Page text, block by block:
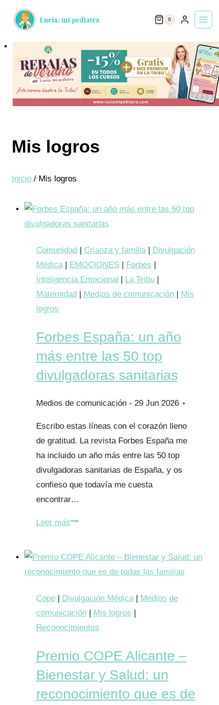
0
Mis logros
Inicio / Mis logros
Comunidad| Crianza y familia| Divulgación
Médica| EMOCIONES| Forbes |
Inteligencia Emocional | La Tribu|
Maternidad| Medios de comunicación| Mis
logros
Forbes España: un año
más entre las 50 top
divulgadoras sanitarias
29 Jun 2026
Escribo estas líneas con el corazón lleno
de gratitud. La revista Forbes España me
ha incluido un año más entre las 50 top
divulgadoras sanitarias de España, y os
confieso que todavía me cuesta
encontrar…
Leer másForbes
entre
las
50
divulgadoras
sanitarias
Cope| Divulgación Médica| Medios de
comunicación| Mis logros |
Reconocimientos
Premio COPE Alicante –
Bienestar y Salud: un
reconocimiento que es de